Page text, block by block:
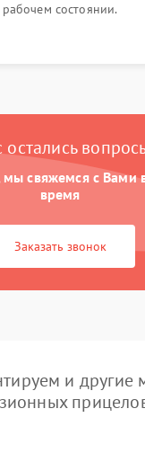
рабочем состоянии.
остались
мы свяжемся с
время
Заказать звонок
и другие